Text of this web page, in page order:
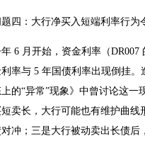
题四：大行净买入短端利率行为
6 月开始，资金利率（
率与 5 年国债利率出现倒挂
的“异常”现象》中曾讨论这
卖长，大行可能也有维护曲
冲；三是大行被动卖出长债